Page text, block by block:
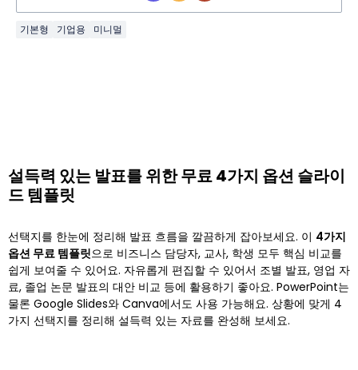
기본형 기업용 미니멀
설득력 있는 발표를 위한 무료 4가지 옵션 슬라이
드 템플릿
선택지를 한눈에 정리해 발표 흐름을 깔끔하게 잡아보세요. 이 4가지
옵션 무료 템플릿으로 비즈니스 담당자, 교사, 학생 모두 핵심 비교를
쉽게 보여줄 수 있어요. 자유롭게 편집할 수 있어서 조별 발표, 영업 자
료, 졸업 논문 발표의 대안 비교 등에 활용하기 좋아요. PowerPoint는
물론 Google Slides와 Canva에서도 사용 가능해요. 상황에 맞게 4
가지 선택지를 정리해 설득력 있는 자료를 완성해 보세요.